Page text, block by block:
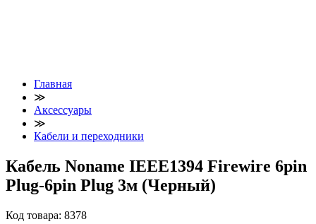
Главная
≫
Аксессуары
≫
Кабели и переходники
Кабель Noname IEEE1394 Firewire 6pin
Plug-6pin Plug 3м (Черный)
Код товара: 8378